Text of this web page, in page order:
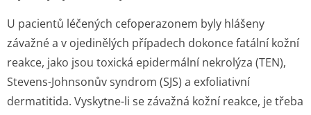
U pacientů léčených cefoperazonem byly hlášeny
závažné a v ojedinělých případech dokonce fatální kožní
reakce, jako jsou toxická epidermální nekrolýza (TEN),
Stevens-Johnsonův syndrom (SJS) a exfoliativní
dermatitida. Vyskytne-li se závažná kožní reakce, je třeba